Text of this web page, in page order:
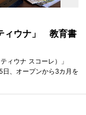
ィウナ」 教育書
ィウナ スコーレ）」
日、オープンから3カ月を